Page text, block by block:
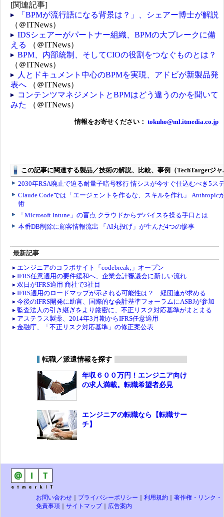
[関連記事]
「BPMが流行語になる背景は？」、シェアー博士が解説
（＠ITNews）
IDSシェアーがパートナー組織、BPMの大ブレークに備
える
（＠ITNews）
BPM、内部統制、そしてCIOの役割をつなぐものとは？
（＠ITNews）
人とドキュメント中心のBPMを実現、アドビが新製品発
表へ （＠ITNews）
コンテンツマネジメントとBPMはどう違うのかを聞いて
みた
（＠ITNews）
情報をお寄せください： tokuho@ml.itmedia.co.jp
最新記事
エンジニアのコラボサイト「codebreak;」オープン
IFRS任意適用の要件緩和へ、企業会計審議会に新しい流れ
双日がIFRS適用 商社で3社目
IFRS適用のロードマップが示される可能性は？ 経団連が求める
今後のIFRS開発に助言、国際的な会計基準フォーラムにASBJが参加
監査法人の引き継ぎをより厳密に、不正リスク対応基準がまとまる
アステラス製薬、2014年3月期からIFRS任意適用
金融庁、「不正リスク対応基準」の修正案公表
転職／派遣情報を探す
年収６００万円！エンジニア向け
の求人満載。転職希望者必見
エンジニアの転職なら【転職サー
チ】
お問い合わせ プライバシーポリシー 利用規約
著作権・リンク・
免責事項
サイトマップ｜ 広告案内